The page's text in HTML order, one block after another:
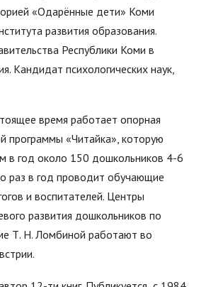
«Одарённые дети» Коми
развития образования.
Республики Коми в
Кандидат психологических наук,
время работает опорная
программы «Читайка», которую
в год около 150 дошкольников 4-6
раз в год проводит обучающие
и воспитателей. Центры
развития дошкольников по
Т. Н. Ломбиной работают во